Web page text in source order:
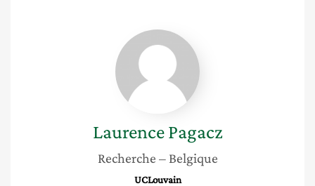
Laurence
Pagacz
Laurence Pagacz
Recherche – Belgique
UCLouvain